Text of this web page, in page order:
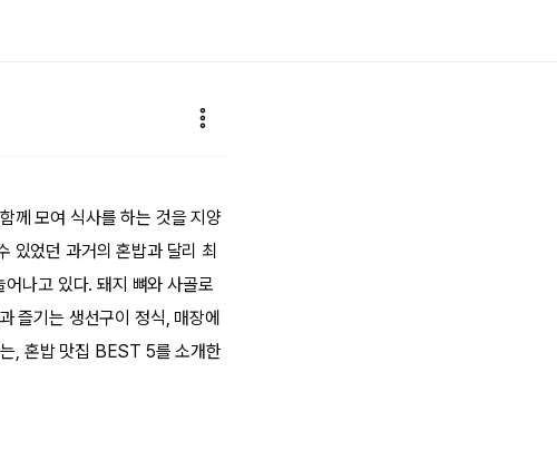
께 모여 식사를 하는 것을 지양
있었던 과거의 혼밥과 달리 최
나고 있다. 돼지 뼈와 사골로
즐기는 생선구이 정식, 매장에
, 혼밥 맛집 BEST 5를 소개한